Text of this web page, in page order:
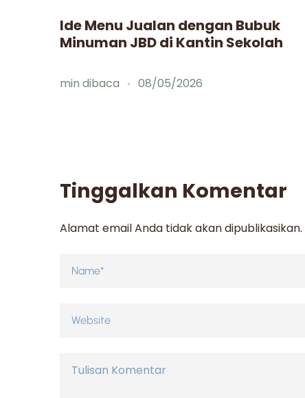
Ide Menu Jualan dengan Bubuk
Minuman JBD di Kantin Sekolah
min dibaca 08/05/2026
Tinggalkan Komentar
Alamat email Anda tidak akan dipublikasikan.